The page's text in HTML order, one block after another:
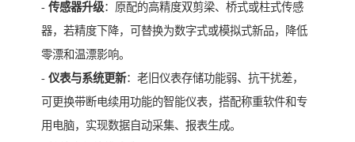
- 传感器升级：原配的高精度双剪梁、桥式或柱式传感
器，若精度下降，可替换为数字式或模拟式新品，降低
零漂和温漂影响。
- 仪表与系统更新：老旧仪表存储功能弱、抗干扰差，
可更换带断电续用功能的智能仪表，搭配称重软件和专
用电脑，实现数据自动采集、报表生成。